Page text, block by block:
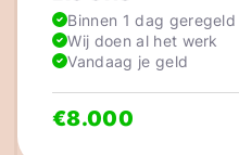
Binnen 1 dag geregeld
Wij doen al het werk
Vandaag je geld
€8.000